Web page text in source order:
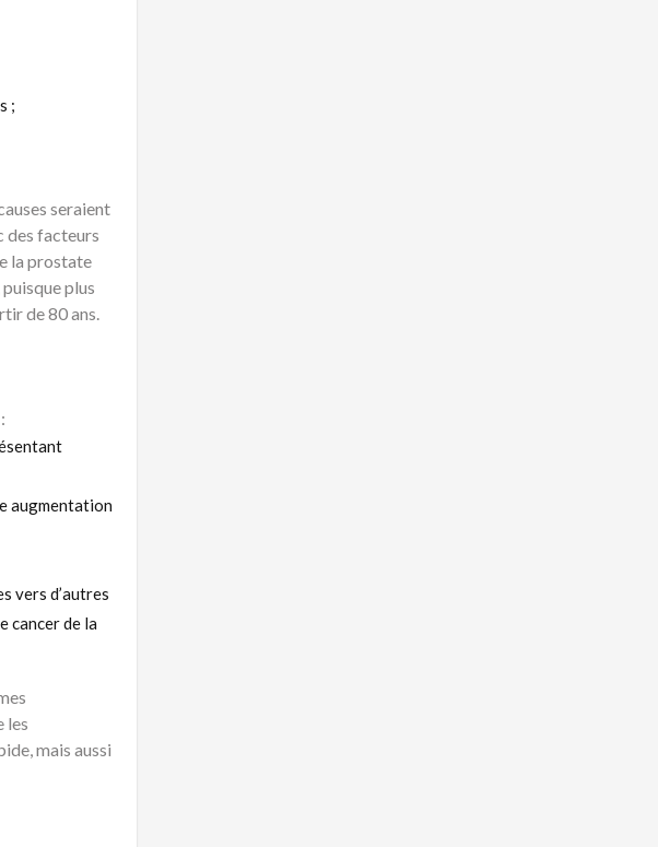
;
seraient
des facteurs
la prostate
plus
de 80 ans.
augmentation
vers d’autres
cancer de la
les
mais aussi